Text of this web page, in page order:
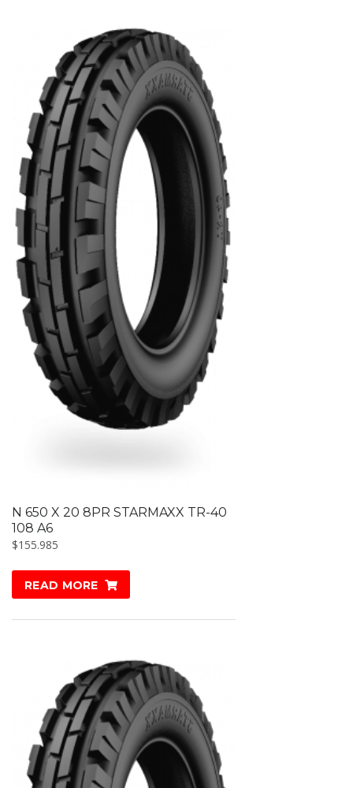
N 650 X 20 8PR STARMAXX TR-40
108 A6
$155.985
READ MORE